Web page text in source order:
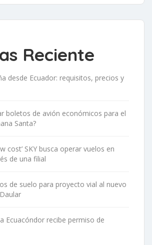
Reciente
desde Ecuador: requisitos, precios y
boletos de avión económicos para el
Santa?
cost’ SKY busca operar vuelos en
de una filial
de suelo para proyecto vial al nuevo
Ecuacóndor recibe permiso de